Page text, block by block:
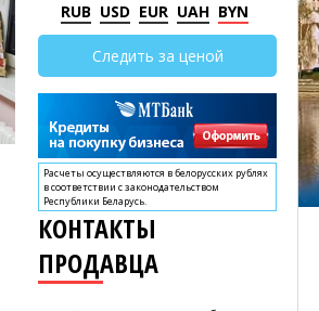
RUB USD EUR UAH BYN
Следить за ценой
Расчеты осуществляются в белорусских рублях
в соответствии с законодательством
Республики Беларусь.
КОНТАКТЫ
ПРОДАВЦА